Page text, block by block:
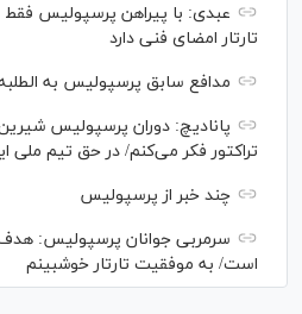
عبدی: با پیراهن پرسپولیس فقط
تارتار امضای فنی دارد
مدافع سابق پرسپولیس به
پانادیچ: دوران پرسپولیس شیرین
تراکتور فکر می‌کنم/ در حق تیم ملی
چند خبر از پرسپولیس
سرمربی جوانان پرسپولیس: هدف
است/ به موفقیت تارتار خوشبینم